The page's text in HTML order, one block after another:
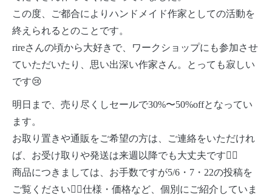
この度、ご都合によりハンドメイド作家としての活動を
終えられるとのことです。
rireさんの頃から大好きで、ワークショップにも参加させ
ていただいたり、思い出深い作家さん。とっても寂しい
です😢
明日まで、売り尽くしセールで30%〜50%offとなってい
ます。
お取り置きや通販をご希望の方は、ご連絡をいただけれ
ば、お受け取りや発送は来週以降でも大丈夫です🙆‍♀️
商品につきましては、お手数ですが5/6・7・22の投稿を
ご覧ください🙇‍♀️仕様・価格など、個別にご紹介していま